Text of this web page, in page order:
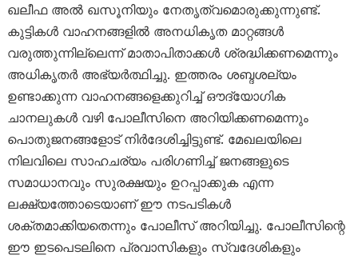
ഖലീഫ അൽ ഖസൂനിയും നേതൃത്വമൊരുക്കുന്നുണ്ട്.
കുട്ടികൾ വാഹനങ്ങളിൽ അനധികൃത മാറ്റങ്ങൾ
വരുത്തുന്നില്ലെന്ന് മാതാപിതാക്കൾ ശ്രദ്ധിക്കണമെന്നും
അധികൃതർ അഭ്യർത്ഥിച്ചു. ഇത്തരം ശബ്ദശല്യം
ഉണ്ടാക്കുന്ന വാഹനങ്ങളെക്കുറിച്ച് ഔദ്യോഗിക
ചാനലുകൾ വഴി പോലീസിനെ അറിയിക്കണമെന്നും
പൊതുജനങ്ങളോട് നിർദേശിച്ചിട്ടുണ്ട്. മേഖലയിലെ
നിലവിലെ സാഹചര്യം പരിഗണിച്ച് ജനങ്ങളുടെ
സമാധാനവും സുരക്ഷയും ഉറപ്പാക്കുക എന്ന
ലക്ഷ്യത്തോടെയാണ് ഈ നടപടികൾ
ശക്തമാക്കിയതെന്നും പോലീസ് അറിയിച്ചു. പോലീസിന്റെ
ഈ ഇടപെടലിനെ പ്രവാസികളും സ്വദേശികളും